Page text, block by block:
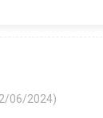
06/2024)